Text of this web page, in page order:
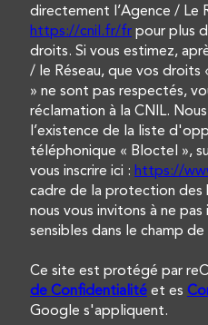
directement l’Agence / Le
https://cnil.fr/fr pour plus
droits. Si vous estimez,
/ le Réseau, que vos
» ne sont pas respectés,
réclamation à la CNIL.
l’existence de la liste
téléphonique « Bloctel »,
vous inscrire ici : https://
cadre de la protection des
nous vous invitons à ne pas
sensibles dans le champ de
Ce site est protégé par
de Confidentialité et es
Google s'appliquent.